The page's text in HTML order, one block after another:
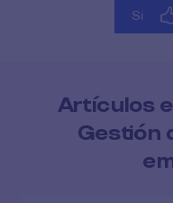
Artículos
Gestión